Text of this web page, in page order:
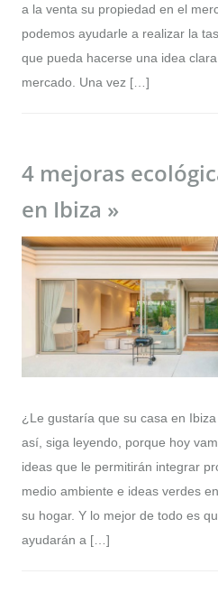
a la venta su propiedad en el
podemos ayudarle a realizar la
que pueda hacerse una idea
mercado. Una vez […]
4 mejoras
en Ibiza »
¿Le gustaría que su casa en
así, siga leyendo, porque hoy
ideas que le permitirán integrar
medio ambiente e ideas verdes
su hogar. Y lo mejor de todo es
ayudarán a […]